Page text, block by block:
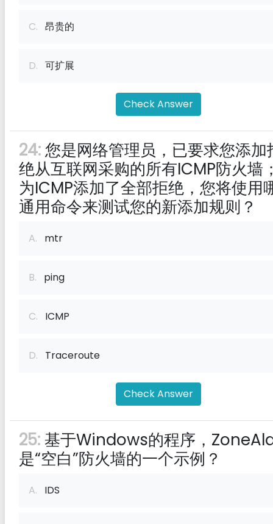
C. 昂贵的
D. 可扩展
Check Answer
24:您是网络管理员，已要求您添加
绝从互联网采购的所有ICMP防火墙
为ICMP添加了全部拒绝，您将使用
通用命令来测试您的新添加规则？
A. mtr
B. ping
C. ICMP
D. Traceroute
Check Answer
25: 基于Windows的程序，
是“空白”防火墙的一个示例？
A. IDS